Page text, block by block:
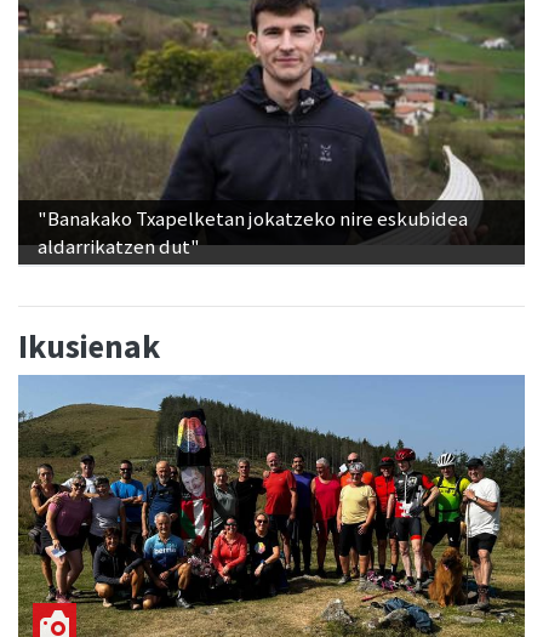
"Banakako Txapelketan jokatzeko nire eskubidea
aldarrikatzen dut"
Ikusienak